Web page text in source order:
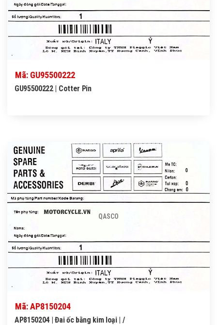
Mã: GU95500222
GU95500222 | Cotter Pin
QASCO
Mã: AP8150204
AP8150204 | Đai ốc bằng kim loại | /